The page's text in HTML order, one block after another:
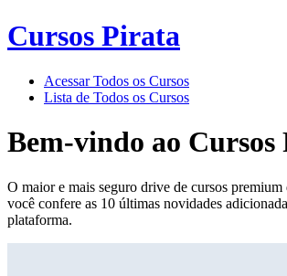
Cursos Pirata
Acessar Todos os Cursos
Lista de Todos os Cursos
Bem-vindo ao Cursos
O maior e mais seguro drive de cursos
você confere as 10 últimas novidades
plataforma.